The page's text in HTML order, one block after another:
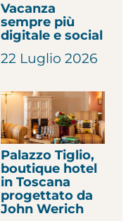
Vacanza
sempre più
digitale e social
22 Luglio 2026
Palazzo Tiglio,
boutique hotel
in Toscana
progettato da
John Werich